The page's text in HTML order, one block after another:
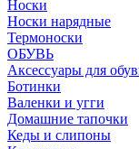
Носки
Носки нарядные
Термоноски
ОБУВЬ
Аксессуары для
Ботинки
Валенки и угги
Домашние тапочки
Кеды и слипоны